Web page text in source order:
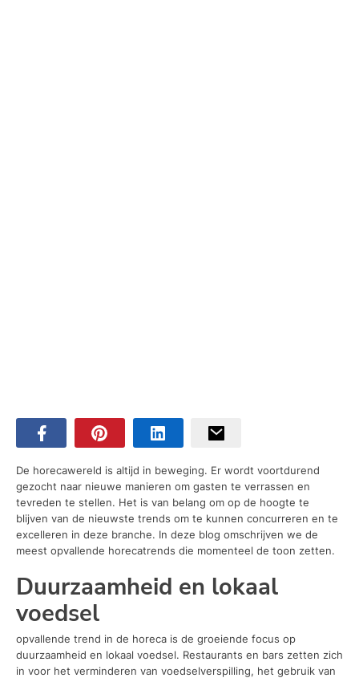
De horecawereld is altijd in beweging. Er wordt voortdurend
gezocht naar nieuwe manieren om gasten te verrassen en
tevreden te stellen. Het is van belang om op de hoogte te
blijven van de nieuwste trends om te kunnen concurreren en te
excelleren in deze branche. In deze blog omschrijven we de
meest opvallende horecatrends die momenteel de toon zetten.
Duurzaamheid en lokaal
voedsel
opvallende trend in de horeca is de groeiende focus op
duurzaamheid en lokaal voedsel. Restaurants en bars zetten zich
in voor het verminderen van voedselverspilling, het gebruik van